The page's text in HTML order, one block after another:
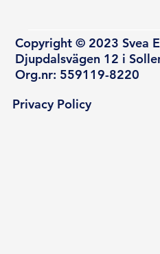
Copyright © 2023 Svea
Djupdalsvägen 12 i
Org.nr: 559119-8220
Privacy Policy